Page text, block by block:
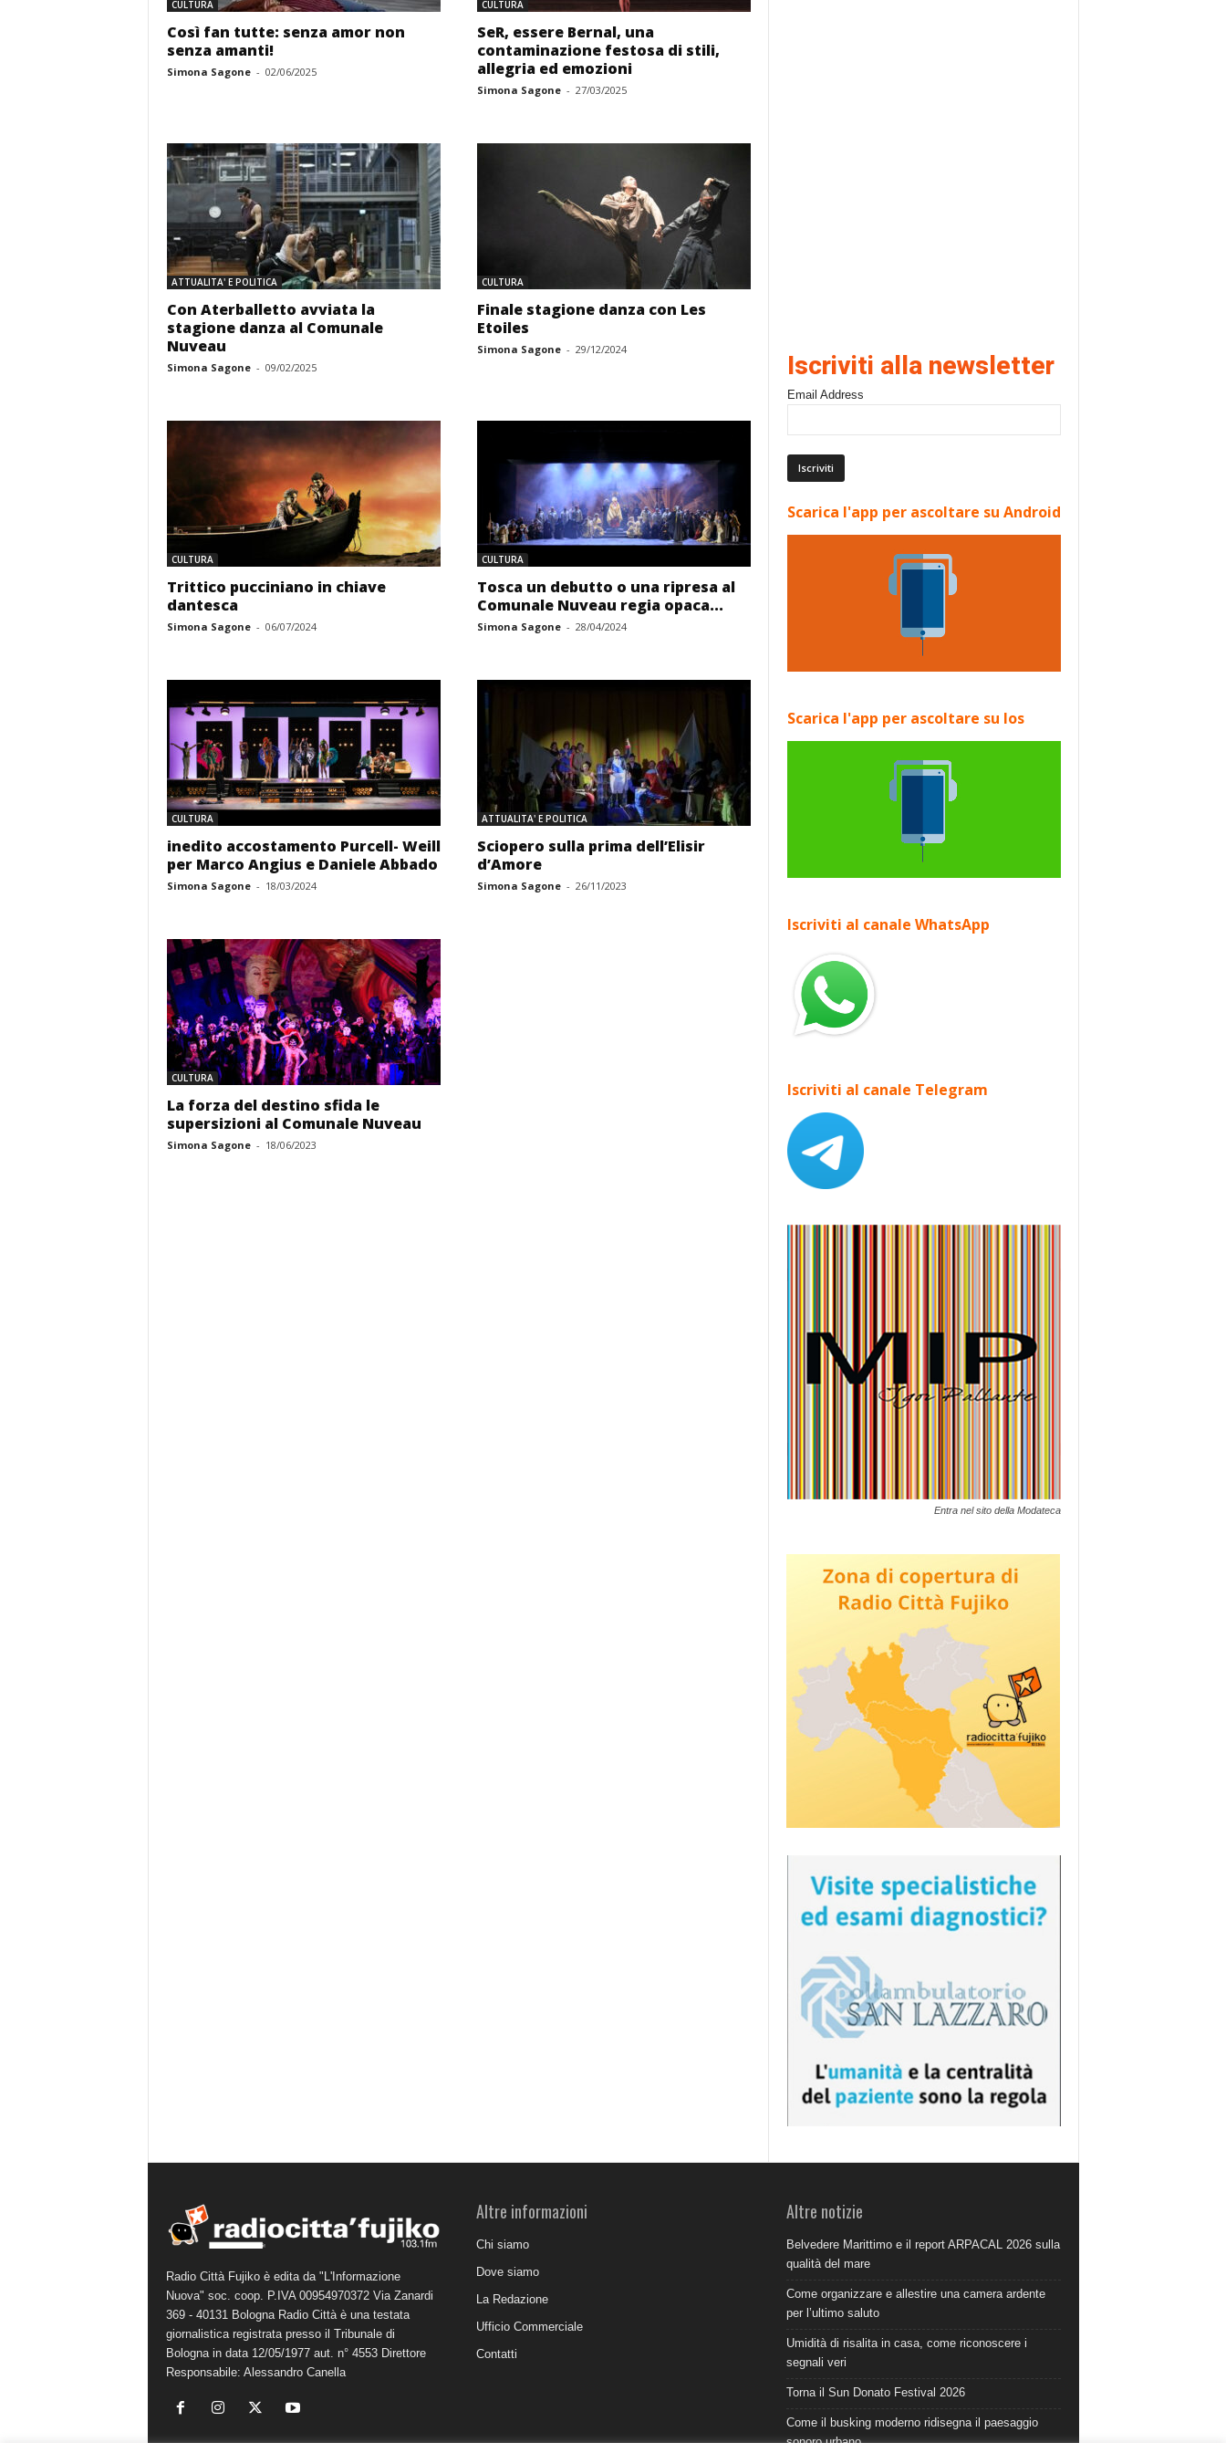
CULTURA
Così fan tutte: senza amor non
senza amanti!
Simona Sagone - 02/06/2025
CULTURA
SeR, essere Bernal, una
contaminazione festosa di stili,
allegria ed emozioni
Simona Sagone - 27/03/2025
ATTUALITA' E POLITICA
Con Aterballetto avviata la
stagione danza al Comunale
Nuveau
Simona Sagone - 09/02/2025
CULTURA
Finale stagione danza con Les
Etoiles
Simona Sagone - 29/12/2024
CULTURA
Trittico pucciniano in chiave
dantesca
Simona Sagone - 06/07/2024
CULTURA
Tosca un debutto o una ripresa al
Comunale Nuveau regia opaca...
Simona Sagone - 28/04/2024
CULTURA
inedito accostamento Purcell- Weill
per Marco Angius e Daniele Abbado
Simona Sagone - 18/03/2024
ATTUALITA' E POLITICA
Sciopero sulla prima dell’Elisir
d’Amore
Simona Sagone - 26/11/2023
CULTURA
La forza del destino sfida le
supersizioni al Comunale Nuveau
Simona Sagone - 18/06/2023
Iscriviti alla newsletter
Email Address
Scarica l'app per ascoltare su Android
Scarica l'app per ascoltare su Ios
Iscriviti al canale WhatsApp
Iscriviti al canale Telegram
Entra nel sito della Modateca
Radio Città Fujiko è edita da "L'Informazione
Nuova" soc. coop. P.IVA 00954970372 Via Zanardi
369 - 40131 Bologna Radio Città è una testata
giornalistica registrata presso il Tribunale di
Bologna in data 12/05/1977 aut. n° 4553 Direttore
Responsabile: Alessandro Canella
Altre informazioni
Chi siamo
Dove siamo
La Redazione
Ufficio Commerciale
Contatti
Altre notizie
Belvedere Marittimo e il report ARPACAL 2026 sulla
qualità del mare
Come organizzare e allestire una camera ardente
per l’ultimo saluto
Umidità di risalita in casa, come riconoscere i
segnali veri
Torna il Sun Donato Festival 2026
Come il busking moderno ridisegna il paesaggio
sonoro urbano